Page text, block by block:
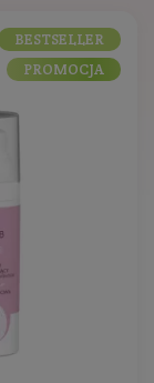
BESTSELLER
PROMOCJA